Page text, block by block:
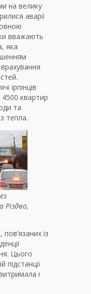
на велику
аварії
вважають
яка
ірпінців
4500 квартир
та
тепла.
Різдво,
із
Цього
і